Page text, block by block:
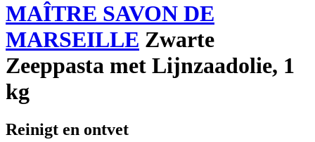
MAÎTRE SAVON DE
MARSEILLE Zwarte
Zeeppasta met Lijnzaadolie, 1
kg
Reinigt en ontvet